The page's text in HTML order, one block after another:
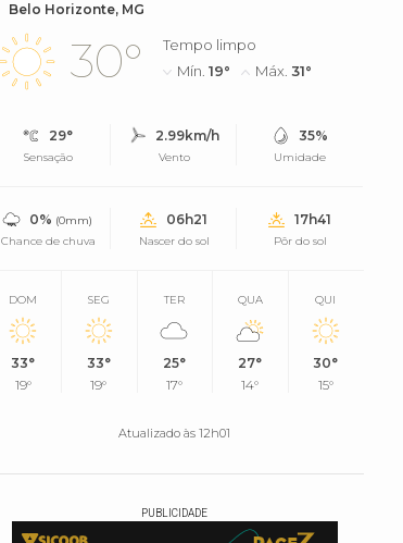
Belo Horizonte, MG
30°
Tempo limpo
Mín.19° Máx.31°
29°
Sensação
2.99km/h
Vento
35%
Umidade
0% (0mm)
Chance de chuva
06h21
Nascer do sol
17h41
Pôr do sol
DOM
33°
19°
SEG
33°
19°
TER
25°
17°
QUA
27°
14°
QUI
30°
15°
Atualizado às 12h01
PUBLICIDADE